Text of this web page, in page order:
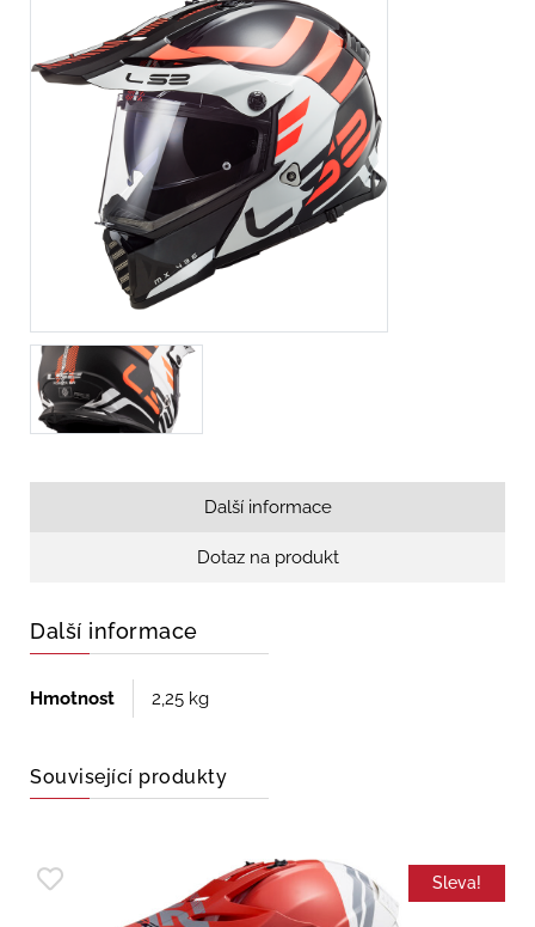
Další informace
Dotaz na produkt
Další informace
Hmotnost 2,25 kg
Související produkty
Sleva!